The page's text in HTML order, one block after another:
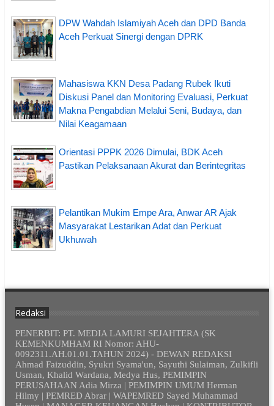
DPW Wahdah Islamiyah Aceh dan DPD Banda
Aceh Perkuat Sinergi dengan DPRK
Mahasiswa KKN Desa Padang Rubek Ikuti
Diskusi Panel dan Monitoring Evaluasi, Perkuat
Makna Pengabdian Melalui Seni, Budaya, dan
Nilai Keagamaan
Orientasi PPPK 2026 Dimulai, BDK Aceh
Pastikan Pelaksanaan Akurat dan Berintegritas
Pelantikan Mukim Empe Ara, Anwar AR Ajak
Masyarakat Lestarikan Adat dan Perkuat
Ukhuwah
Redaksi
PENERBIT: PT. MEDIA LAMURI SEJAHTERA (SK
KEMENKUMHAM RI Nomor: AHU-
0092311.AH.01.01.TAHUN 2024) - DEWAN REDAKSI
Ahmad Faizuddin, Syukri Syama'un, Sayuthi Sulaiman, Zulkifli
Usman, Khalid Wardana, Medya Hus, PEMIMPIN
PERUSAHAAN Adia Mirza | PEMIMPIN UMUM Herman
Hilmy | PEMRED Abrar | WAPEMRED Sayed Muhammad